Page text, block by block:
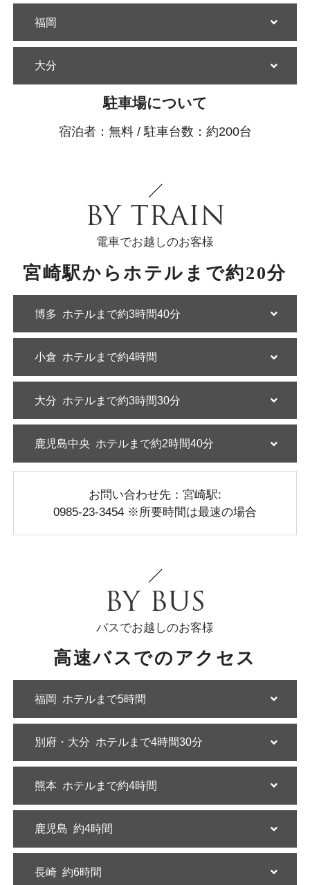
福岡
大分
駐車場について
宿泊者：無料 / 駐車台数：約200台
BY TRAIN
電車でお越しのお客様
宮崎駅からホテルまで約20分
博多 ホテルまで約3時間40分
小倉 ホテルまで約4時間
大分 ホテルまで約3時間30分
鹿児島中央 ホテルまで約2時間40分
お問い合わせ先：宮崎駅:
0985-23-3454 ※所要時間は最速の場合
BY BUS
バスでお越しのお客様
高速バスでのアクセス
福岡 ホテルまで5時間
別府・大分 ホテルまで4時間30分
熊本 ホテルまで約4時間
鹿児島 約4時間
長崎 約6時間